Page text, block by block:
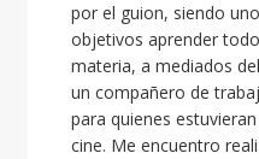
por el guion, siendo
objetivos aprender
materia, a mediados
un compañero de
para quienes
cine. Me encuentro